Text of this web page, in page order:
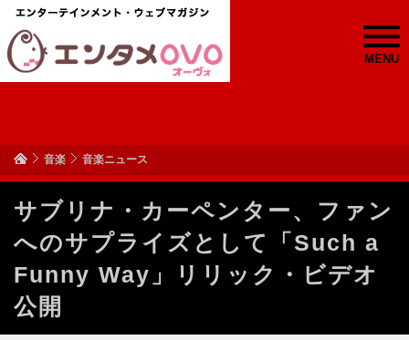
MENU
音楽 音楽ニュース
サブリナ・カーペンター、ファン
へのサプライズとして「Such a
Funny Way」リリック・ビデオ
公開